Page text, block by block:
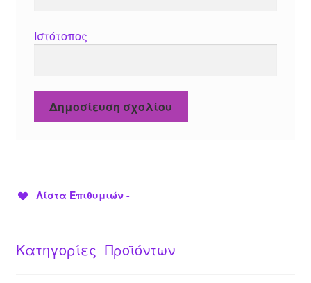
Ιστότοπος
Λίστα Επιθυμιών -
Κατηγορίες Προϊόντων